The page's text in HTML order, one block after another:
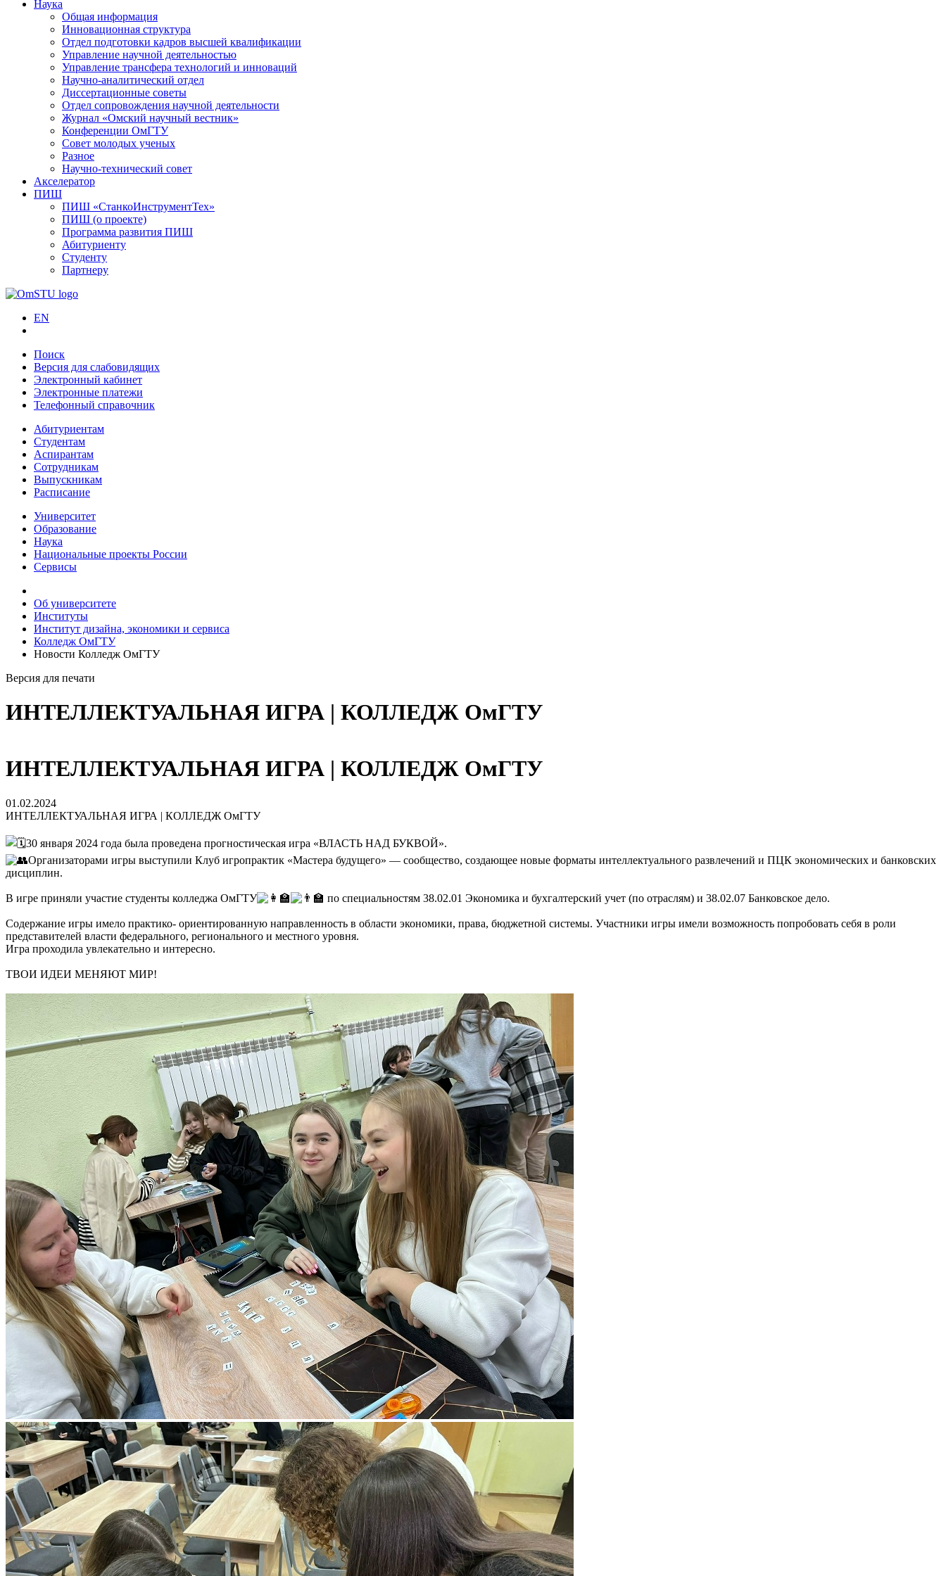
Наука
Общая информация
Инновационная структура
Отдел подготовки кадров высшей квалификации
Управление научной деятельностью
Управление трансфера технологий и инноваций
Научно-аналитический отдел
Диссертационные советы
Отдел сопровождения научной деятельности
Журнал «Омский научный вестник»
Конференции ОмГТУ
Совет молодых ученых
Разное
Научно-технический совет
Акселератор
ПИШ
ПИШ «СтанкоИнструментТех»
ПИШ (о проекте)
Программа развития ПИШ
Абитуриенту
Студенту
Партнеру
EN
Поиск
Версия для слабовидящих
Электронный кабинет
Электронные платежи
Телефонный справочник
Абитуриентам
Студентам
Аспирантам
Сотрудникам
Выпускникам
Расписание
Университет
Образование
Наука
Национальные проекты России
Сервисы
Об университете
Институты
Институт дизайна, экономики и сервиса
Колледж ОмГТУ
Новости Колледж ОмГТУ
Версия для печати
ИНТЕЛЛЕКТУАЛЬНАЯ ИГРА | КОЛЛЕДЖ ОмГТУ
ИНТЕЛЛЕКТУАЛЬНАЯ ИГРА | КОЛЛЕДЖ ОмГТУ
01.02.2024
ИНТЕЛЛЕКТУАЛЬНАЯ ИГРА | КОЛЛЕДЖ ОмГТУ
30 января 2024 года была проведена прогностическая игра «ВЛАСТЬ НАД БУКВОЙ».
Организаторами игры выступили Клуб игропрактик «Мастера будущего» — сообщество, создающее новые форматы интеллектуального развлечений и ПЦК экономических и банковских
дисциплин.
В игре приняли участие студенты колледжа ОмГТУ по специальностям 38.02.01 Экономика и бухгалтерский учет (по отраслям) и 38.02.07 Банковское дело.
Содержание игры имело практико- ориентированную направленность в области экономики, права, бюджетной системы. Участники игры имели возможность попробовать себя в роли
представителей власти федерального, регионального и местного уровня.
Игра проходила увлекательно и интересно.
ТВОИ ИДЕИ МЕНЯЮТ МИР!